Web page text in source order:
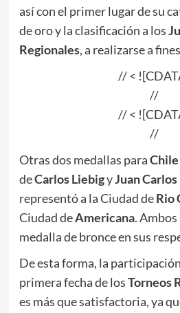
así con el primer lugar de su
de oro y la clasificación a los
Regionales, a realizarse a
// <
//
// <
//
Otras dos medallas paraChile
deCarlos LiebigyJuan
representó a la Ciudad deRio
Ciudad deAmericana. Ambos
medalla de bronce en sus
De esta forma, la
primera fecha de losTorneos
es más que satisfactoria, ya